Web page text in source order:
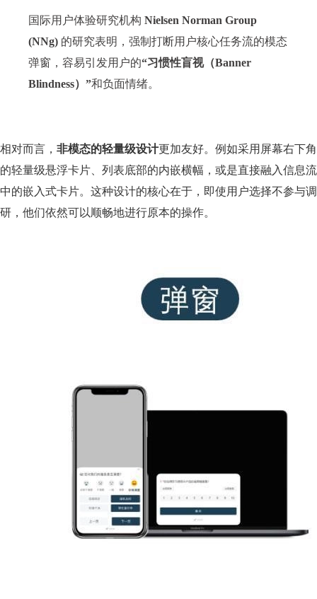
国际用户体验研究机构 Nielsen Norman Group
(NNg) 的研究表明，强制打断用户核心任务流的模态
弹窗，容易引发用户的“习惯性盲视（Banner
Blindness）”和负面情绪。
相对而言， 非模态的轻量级设计更加友好。例如采用屏幕右下角
的轻量级悬浮卡片、列表底部的内嵌横幅，或是直接融入信息流
中的嵌入式卡片。这种设计的核心在于，即使用户选择不参与调
研，他们依然可以顺畅地进行原本的操作。